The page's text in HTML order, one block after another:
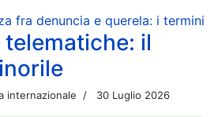
fra denuncia e querela: i termini
il
internazionale 30 Luglio 2026